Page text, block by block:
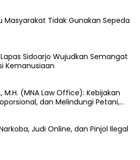
Masyarakat Tidak Gunakan Sepeda
Sidoarjo Wujudkan Semangat
Kemanusiaan
M.H. (MNA Law Office): Kebijakan
dan Melindungi Petani,
Judi Online, dan Pinjol Ilegal